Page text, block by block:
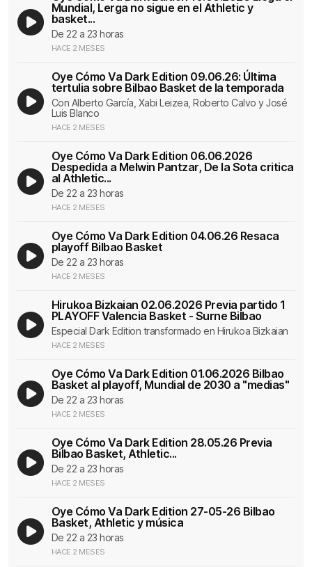
Mundial, Lerga no sigue en el Athletic y
basket...
De 22 a 23 horas
HACE 2 MESES
Oye Cómo Va Dark Edition 09.06.26: Última
tertulia sobre Bilbao Basket de la temporada
Con Alberto García, Xabi Leizea, Roberto Calvo y José
Luis Blanco
HACE 2 MESES
Oye Cómo Va Dark Edition 06.06.2026
Despedida a Melwin Pantzar, De la Sota critica
al Athletic...
De 22 a 23 horas
HACE 2 MESES
Oye Cómo Va Dark Edition 04.06.26 Resaca
playoff Bilbao Basket
De 22 a 23 horas
HACE 2 MESES
Hirukoa Bizkaian 02.06.2026 Previa partido 1
PLAYOFF Valencia Basket - Surne Bilbao
Especial Dark Edition transformado en Hirukoa Bizkaian
HACE 2 MESES
Oye Cómo Va Dark Edition 01.06.2026 Bilbao
Basket al playoff, Mundial de 2030 a "medias"
De 22 a 23 horas
HACE 2 MESES
Oye Cómo Va Dark Edition 28.05.26 Previa
Bilbao Basket, Athletic...
De 22 a 23 horas
HACE 2 MESES
Oye Cómo Va Dark Edition 27-05-26 Bilbao
Basket, Athletic y música
De 22 a 23 horas
HACE 2 MESES